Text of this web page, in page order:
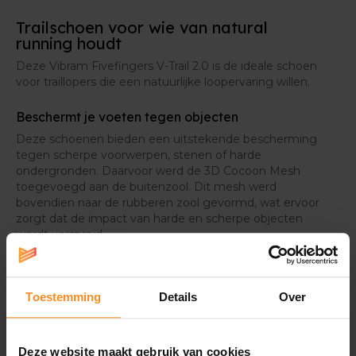
Toestemming Details Over
Deze website maakt gebruik van cookies
Trailschoen voor wie van natural
running houdt
Deze Vibram Fivefingers V-Trail 2.0 is de ideale schoen
voor traillopers die een natuurlijke loopervaring willen.
Beschermt je voeten tegen objecten
Deze schoenen bieden een uitstekende bescherming
tegen scherpe voorwerpen, stenen of harde
ondergronden. Daarvoor werd de 3D Cocoon Mesh
toegevoegd aan de buitenzool. Dit mesh werd
bovendien naar de rubberen zool gevormd, wat ervoor
zorgt dat de impact van harde en scherpe objecten
wordt verspreid.
De binnenzool is voorzien van 2mm EVA-materiaal en
Superieure grip op de trailpaden